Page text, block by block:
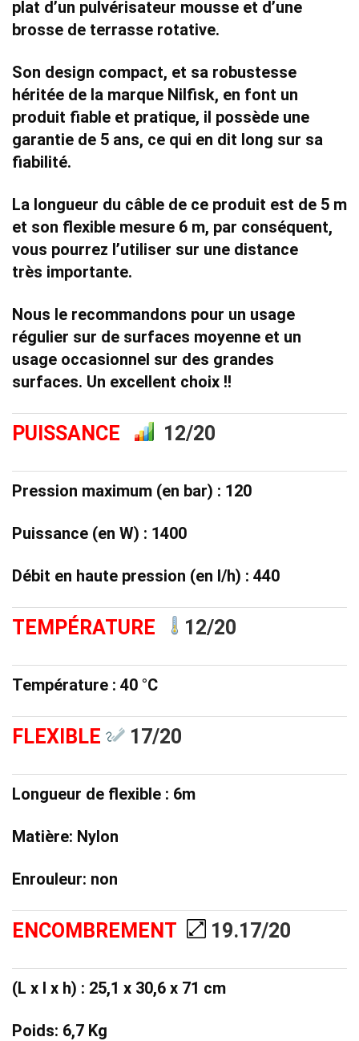
plat d’un pulvérisateur mousse et d’une
brosse de terrasse rotative.
Son design compact, et sa robustesse
héritée de la marque Nilfisk, en font un
produit fiable et pratique, il possède une
garantie de 5 ans, ce qui en dit long sur sa
fiabilité.
La longueur du câble de ce produit est de 5 m
et son flexible mesure 6 m, par conséquent,
vous pourrez l’utiliser sur une distance
très importante.
Nous le recommandons pour un usage
régulier sur de surfaces moyenne et un
usage occasionnel sur des grandes
surfaces. Un excellent choix !!
PUISSANCE 12/20
Pression maximum (en bar) : 120
Puissance (en W) : 1400
Débit en haute pression (en l/h) : 440
TEMPÉRATURE 12/20
Température : 40 °C
FLEXIBLE 17/20
Longueur de flexible : 6m
Matière: Nylon
Enrouleur: non
ENCOMBREMENT 19.17/20
(L x l x h) : 25,1 x 30,6 x 71 cm
Poids: 6,7 Kg